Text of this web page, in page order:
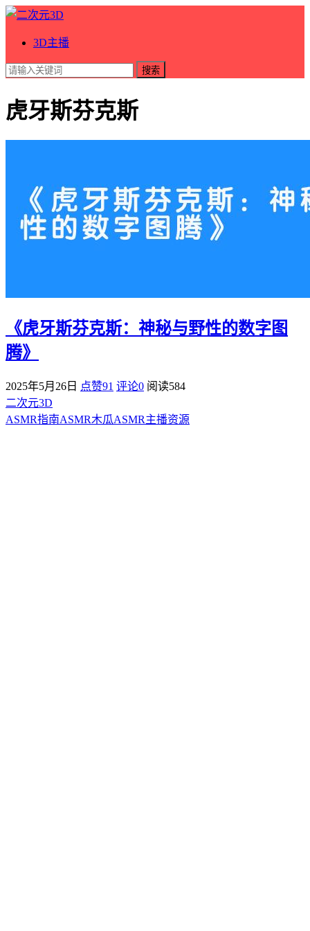
3D主播
搜索
虎牙斯芬克斯
《虎牙斯芬克斯：神秘与野性的数字图
腾》
2025年5月26日 点赞91 评论0 阅读584
二次元3D
ASMR指南ASMR木瓜ASMR主播资源